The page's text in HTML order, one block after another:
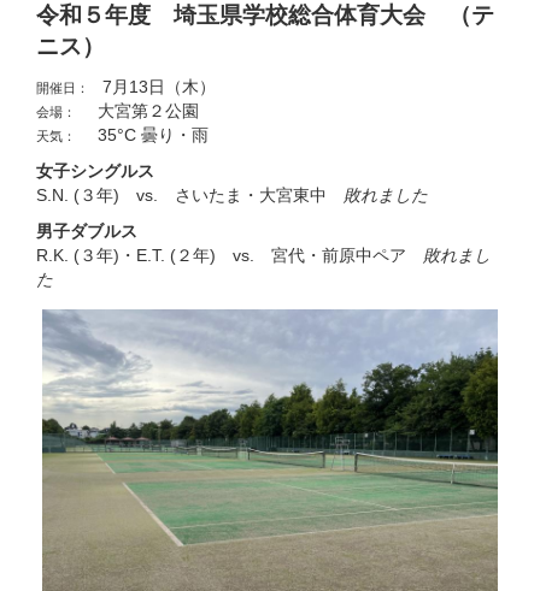
令和５年度 埼玉県学校総合体育大会 （テ
ニス）
開催日： 7月13日（木）
会場： 大宮第２公園
天気：
35°C 曇り・雨
女子シングルス
S.N. (３年) vs. さいたま・大宮東中 敗れました
男子ダブルス
R.K. (３年)・E.T. (２年) vs. 宮代・前原中ペア 敗れまし
た